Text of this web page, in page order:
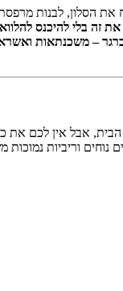
את הסלון, לבנות
זה בלי להיכנס
– משכנתאות
אבל אין לכם את
וריביות